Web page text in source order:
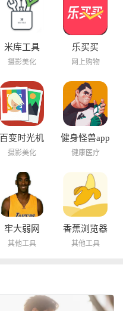
米库工具
摄影美化
乐买买
网上购物
百变时光机
摄影美化
健身怪兽app
健康医疗
牢大弱网
其他工具
香蕉浏览器
其他工具